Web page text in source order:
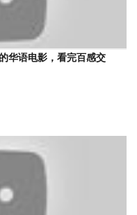
华语电影，看完百感交